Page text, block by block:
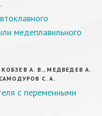
медеплавильного
А. В., МЕДВЕДЕВ А.
С. А.
с переменными